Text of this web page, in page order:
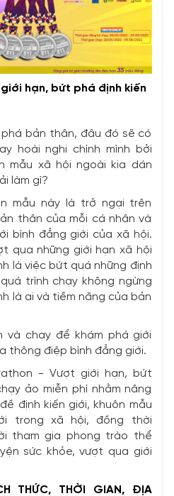
hạn, bứt phá định kiến
phá bản thân, đâu đó sẽ có
hoài nghi chính mình bởi
mẫu xã hội ngoài kia dán
làm gì?
mẫu này là trở ngại trên
thân của mỗi cá nhân và
bình đẳng giới của xã hội.
qua những giới hạn xã hội
là việc bứt quá những định
trình chạy không ngừng
là ai và tiềm năng của bản
và chạy để khám phá giới
thông điệp bình đẳng giới.
- Vượt giới hạn, bứt
ảo miễn phí nhằm nâng
định kiến giới, khuôn mẫu
trong xã hội, đồng thời
tham gia phong trào thể
sức khỏe, vượt qua giới
THỨC, THỜI GIAN, ĐỊA